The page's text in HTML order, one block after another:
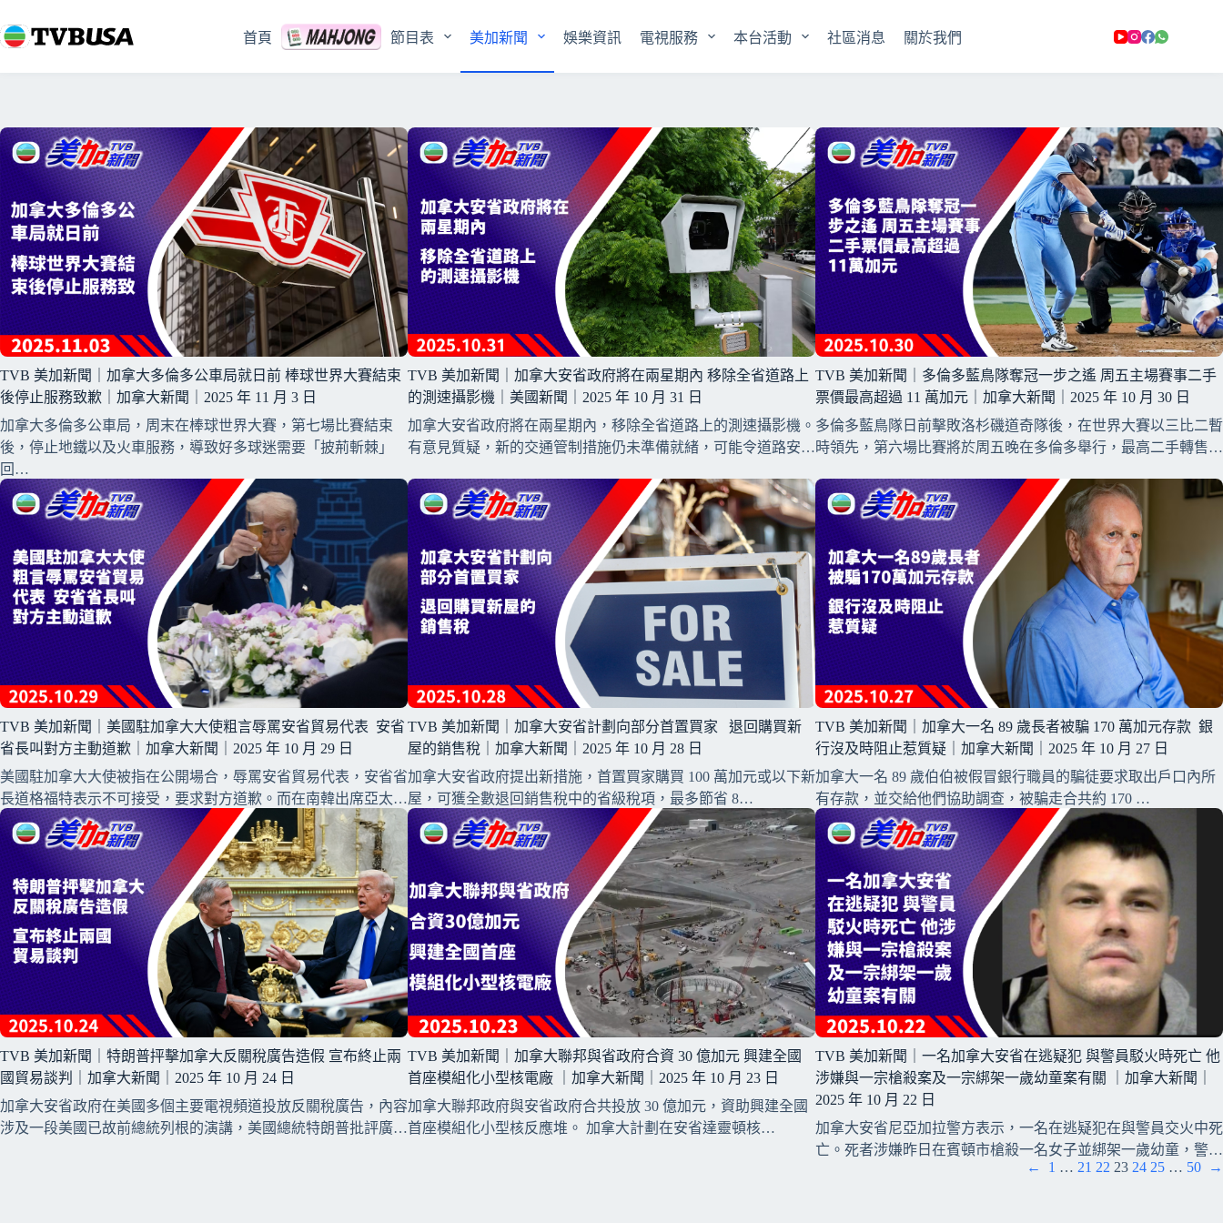
至
要
首頁 節目表 美加新聞 娛樂資訊 電視服務 本台活動 社區消息 關於我們
TVB 美加新聞｜加拿大多倫多公車局就日前 棒球世界大賽結束
後停止服務致歉｜加拿大新聞｜2025 年 11 月 3 日
加拿大多倫多公車局，周末在棒球世界大賽，第七場比賽結束
後，停止地鐵以及火車服務，導致好多球迷需要「披荊斬棘」
回…
TVB 美加新聞｜加拿大安省政府將在兩星期內 移除全省道路上
的測速攝影機｜美國新聞｜2025 年 10 月 31 日
加拿大安省政府將在兩星期內，移除全省道路上的測速攝影機。
有意見質疑，新的交通管制措施仍未準備就緒，可能令道路安…
TVB 美加新聞｜多倫多藍鳥隊奪冠一步之遙 周五主場賽事二手
票價最高超過 11 萬加元｜加拿大新聞｜2025 年 10 月 30 日
多倫多藍鳥隊日前擊敗洛杉磯道奇隊後，在世界大賽以三比二暫
時領先，第六場比賽將於周五晚在多倫多舉行，最高二手轉售…
TVB 美加新聞｜美國駐加拿大大使粗言辱罵安省貿易代表 安省
省長叫對方主動道歉｜加拿大新聞｜2025 年 10 月 29 日
美國駐加拿大大使被指在公開場合，辱罵安省貿易代表，安省省
長道格福特表示不可接受，要求對方道歉。而在南韓出席亞太…
TVB 美加新聞｜加拿大安省計劃向部分首置買家 退回購買新
屋的銷售稅｜加拿大新聞｜2025 年 10 月 28 日
加拿大安省政府提出新措施，首置買家購買 100 萬加元或以下新
屋，可獲全數退回銷售稅中的省級稅項，最多節省 8…
TVB 美加新聞｜加拿大一名 89 歲長者被騙 170 萬加元存款 銀
行沒及時阻止惹質疑｜加拿大新聞｜2025 年 10 月 27 日
加拿大一名 89 歲伯伯被假冒銀行職員的騙徒要求取出戶口內所
有存款，並交給他們協助調查，被騙走合共約 170 …
TVB 美加新聞｜特朗普抨擊加拿大反關稅廣告造假 宣布終止兩
國貿易談判｜加拿大新聞｜2025 年 10 月 24 日
加拿大安省政府在美國多個主要電視頻道投放反關稅廣告，內容
涉及一段美國已故前總統列根的演講，美國總統特朗普批評廣…
TVB 美加新聞｜加拿大聯邦與省政府合資 30 億加元 興建全國
首座模組化小型核電廠 ｜加拿大新聞｜2025 年 10 月 23 日
加拿大聯邦政府與安省政府合共投放 30 億加元，資助興建全國
首座模組化小型核反應堆。 加拿大計劃在安省達靈頓核…
TVB 美加新聞｜一名加拿大安省在逃疑犯 與警員駁火時死亡 他
涉嫌與一宗槍殺案及一宗綁架一歲幼童案有關 ｜加拿大新聞｜
2025 年 10 月 22 日
加拿大安省尼亞加拉警方表示，一名在逃疑犯在與警員交火中死
亡。死者涉嫌昨日在賓頓市槍殺一名女子並綁架一歲幼童，警…
←
1 … 21 22 23 24 25 … 50 →